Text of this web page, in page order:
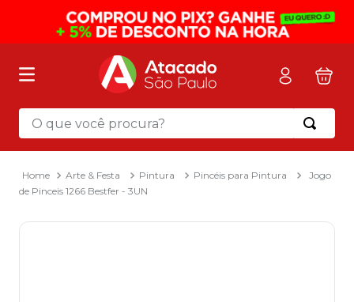
O que você procura?
Arte & Festa Pintura Pincéis para Pintura
Jogo
de Pinceis 1266 Bestfer - 3UN
Termos mais buscados
mochila
2º sacola
3º mala